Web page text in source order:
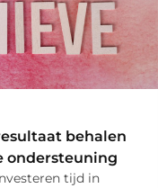
behalen
ondersteuning
tijd in